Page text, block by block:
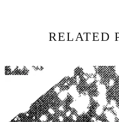
RELATED